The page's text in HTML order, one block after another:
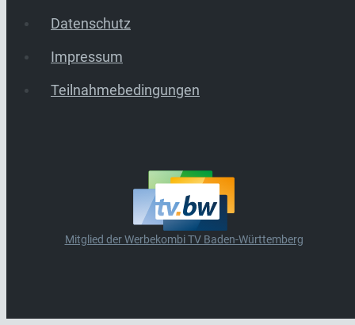
Datenschutz
Impressum
Teilnahmebedingungen
Mitglied der Werbekombi TV Baden-Württemberg